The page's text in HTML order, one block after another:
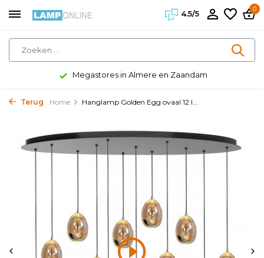
4.5/5
0
Megastores in Almere en Zaandam
Terug Home Hanglamp Golden Egg ovaal 12 l...